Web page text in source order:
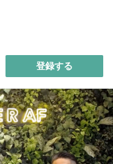
登録する